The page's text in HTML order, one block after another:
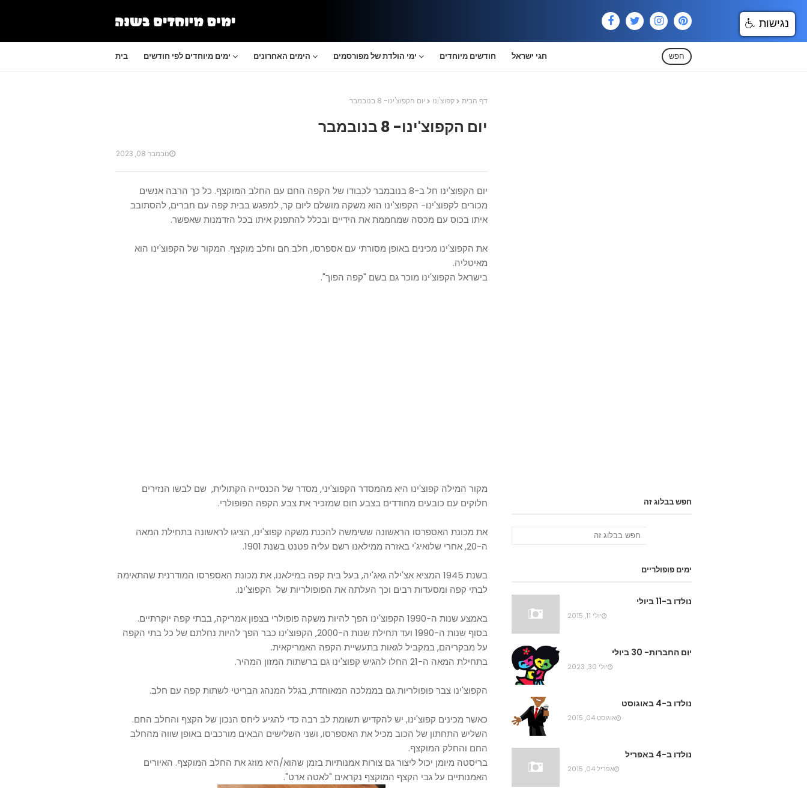
בית ימים מיוחדים לפי חודשים הימים האחרונים ימי הולדת של מפורסמים חודשים מיוחדים חגי ישראל חפש
דף הבית קפוצ'ינו יום הקפוצ'ינו- 8 בנובמבר
יום הקפוצ'ינו- 8 בנובמבר
נובמבר 08, 2023
יום הקפוצ'ינו חל ב-8 בנובמבר לכבודו של הקפה החם עם החלב המוקצף. כל כך הרבה אנשים
מכורים לקפוצ'ינו- הקפוצ'ינו הוא משקה מושלם ליום קר, למפגש בבית קפה עם חברים, להסתובב
איתו בכוס עם מכסה שמחממת את הידיים ובכלל להתפנק איתו בכל הזדמנות שאפשר.
את הקפוצ'ינו מכינים באופן מסורתי עם אספרסו, חלב חם וחלב מוקצף. המקור של הקפוצ'ינו הוא
מאיטליה.
בישראל הקפוצ'ינו מוכר גם בשם "קפה הפוך".
מקור המילה קפוצ'ינו היא מהמסדר הקפוצ'יני, מסדר של הכנסייה הקתולית, שם לבשו הנזירים
חלוקים עם כובעים מחודדים בצבע חום שמזכיר את צבע הקפה הפופולרי.
את מכונת האספרסו הראשונה ששימשה להכנת משקה קפוצ'ינו, הציגו לראשונה בתחילת המאה
ה-20, אחרי שלואיג'י באזרה ממילאנו רשם עליה פטנט בשנת 1901.
בשנת 1945 המציא אצ'ילה גאג'יה, בעל בית קפה במילאנו, את מכונת האספרסו המודרנית שהתאימה
לבתי קפה ומסעדות רבים וכך העלתה את הפופולריות של הקפוצ'ינו.
באמצע שנות ה-1990 הקפוצ'ינו הפך להיות משקה פופולרי בצפון אמריקה, בבתי קפה יוקרתיים.
בסוף שנות ה-1990 ועד תחילת שנות ה-2000, הקפוצ'ינו כבר הפך להיות נחלתם של כל בתי הקפה
על מבקריהם, במקביל לגאות בתעשיית הקפה האמריקאית.
בתחילת המאה ה-21 החלו להגיש קפוצ'ינו גם ברשתות המזון המהיר.
הקפוצ'ינו צבר פופולריות גם בממלכה המאוחדת, בגלל המנהג הבריטי לשתות קפה עם חלב.
כאשר מכינים קפוצ'ינו, יש להקדיש תשומת לב רבה כדי להגיע ליחס הנכון של הקצף והחלב החם.
השליש התחתון של הכוב מכיל את האספרסו, ושני השלישים הבאים מורכבים באופן שווה מהחלב
החם והחלק המוקצף.
בריסטה מיומן יכול ליצור גם צורות אמנותיות בזמן שהוא/היא מוזג את החלב המוקצף. האיורים
האמנותיים על גבי הקצף המוקצף נקראים "לאטה ארט".
חפש בבלוג זה
ימים פופולריים
נולדו ב-11 ביולי
יולי 11, 2015
יום החברות- 30 ביולי
יולי 30, 2023
נולדו ב-4 באוגוסט
אוגוסט 04, 2015
נולדו ב-4 באפריל
אפריל 04, 2015
נגישות